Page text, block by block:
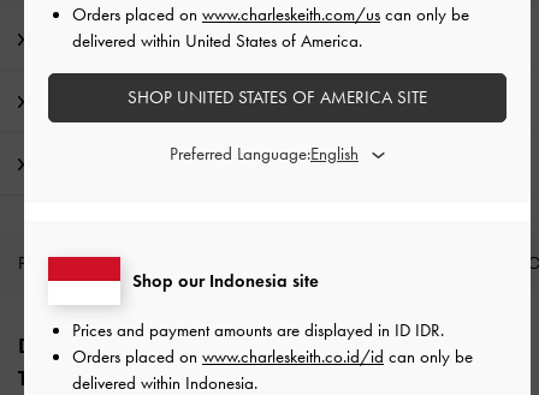
Editor’s Note
Detail Produk & Instruksi Perawatan
Pengiriman & pengembalian
PRODUK BARU
Site footer
DAFTAR UNTUK MENDAPATKAN INFO FASHION
TERBARU​
Shop our Indonesia site
Prices and payment amounts are displayed in ID IDR.
Orders placed on www.charleskeith.co.id/id can only be
delivered within Indonesia.
Orders placed on www.charleskeith.com/us can only be
delivered within United States of America.
SHOP UNITED STATES OF AMERICA SITE
Preferred Language: